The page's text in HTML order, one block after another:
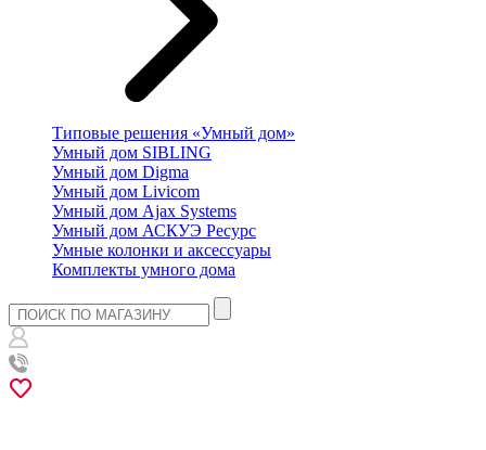
Типовые решения «Умный дом»
Умный дом SIBLING
Умный дом Digma
Умный дом Livicom
Умный дом Ajax Systems
Умный дом АСКУЭ Ресурс
Умные колонки и аксессуары
Комплекты умного дома